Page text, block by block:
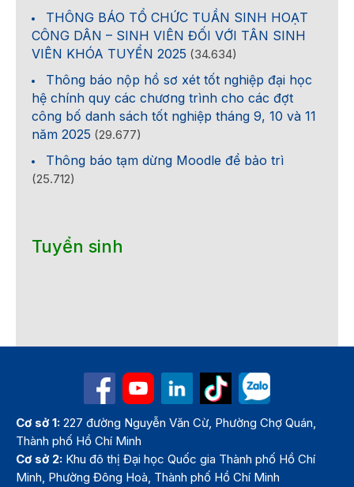
THÔNG BÁO TỔ CHỨC TUẦN SINH HOẠT
CÔNG DÂN – SINH VIÊN ĐỐI VỚI TÂN SINH
VIÊN KHÓA TUYỂN 2025 (34.634)
Thông báo nộp hồ sơ xét tốt nghiệp đại học
hệ chính quy các chương trình cho các đợt
công bố danh sách tốt nghiệp tháng 9, 10 và 11
năm 2025 (29.677)
Thông báo tạm dừng Moodle để bảo trì
(25.712)
Tuyển sinh
Cơ sở 1: 227 đường Nguyễn Văn Cừ, Phường Chợ Quán,
Thành phố Hồ Chí Minh
Cơ sở 2: Khu đô thị Đại học Quốc gia Thành phố Hồ Chí
Minh, Phường Đông Hoà, Thành phố Hồ Chí Minh